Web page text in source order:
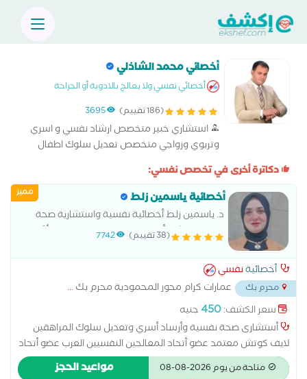
أخصائي محمد الشاذلي
أخصائي نفسي ولا يعالج بالادوية أو الجراحة
(186 تقييم)
3695
استشاري خبير متخصص ارشاد نفسي و اسري
وتربوي وزواجي متخصص تعديل سلوك اطفال
وبالغين لايف كوتش و متخصص دعم وتأهيل
نفسي مقدم جلسات استماع و اصغاء و فضفضه
وتفريغ طاقه سلبيه اخصائي برمجه لغوية عصبيه
متخصص علم نفس تغذوي متخصص تنميه
ذاتيه ومدرب مهارات حياتية
دكاترة أخرى في تخصص نفسي:
مميز أخصائية ياسمين زلط
د. ياسمين زلط أخصائية نفسية واستشارية صحة
نفسية وإرشاد أسري محرم بك – الإسكندرية أؤمن
ويتشاف بعمق. سواء كنت بتواجه قلق،
(38 تقييم) 7742
أخصائيةنفسي
محرم بك عمارات كرام محور المحمودية محرم بك...
سعر الكشف:450جنيه
أستشارى صحة نفسية وأرساد أسري وتعديل سلوك المراهقين
لايف كوتش معتمد عضو أتحاد المعالجين النفسيين العرب عضو أتحاد
المعالجين النفسيين العرب إرشاد زواجى
متاحة من يوم 2026-08-08 مواعيد الحجز